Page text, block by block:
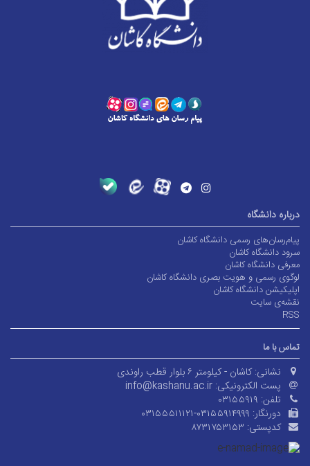
درباره دانشگاه
پیام‌رسان‌های رسمی دانشگاه کاشان
سرود دانشگاه کاشان
معرفی دانشگاه کاشان
لوگوی رسمی و هویت بصری دانشگاه کاشان
اپلیکیشن دانشگاه کاشان
نقشه‌ی سایت
RSS
تماس با ما
نشانی: کاشان - کیلومتر ۶ بلوار قطب راوندی
پست الکترونیکی: info@kashanu.ac.ir
تلفن: ۰۳۱۵۵۹۱۹
دورنگار: ۰۳۱۵۵۵۱۱۱۲۱-۰۳۱۵۵۹۱۴۹۹۹
کدپستی: ۸۷۳۱۷۵۳۱۵۳